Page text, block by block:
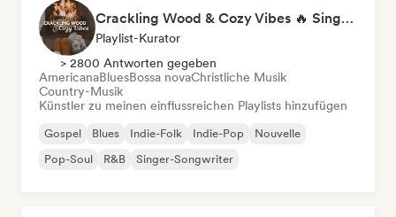
Crackling Wood & Cozy Vibes 🔥 Singer-Songwriter, Dream Pop & Bedroom Pop
Playlist-Kurator
> 2800 Antworten gegeben
AmericanaBluesBossa novaChristliche Musik
Country-Musik
Künstler zu meinen einflussreichen Playlists hinzufügen
Gospel Blues Indie-Folk Indie-Pop
Nouvelle
Pop-Soul
R&B Singer-Songwriter